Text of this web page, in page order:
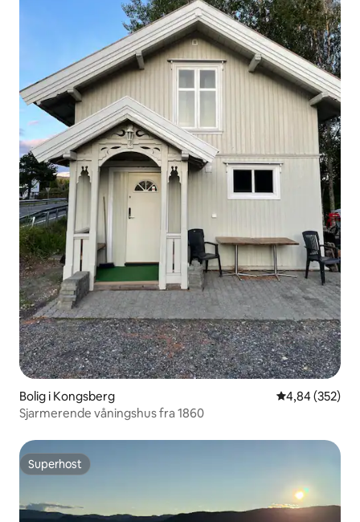
Bolig i Kongsberg 4,84 ud af 5 i
4,84 (352)
Sjarmerende våningshus fra 1860
Superhost
Superhost